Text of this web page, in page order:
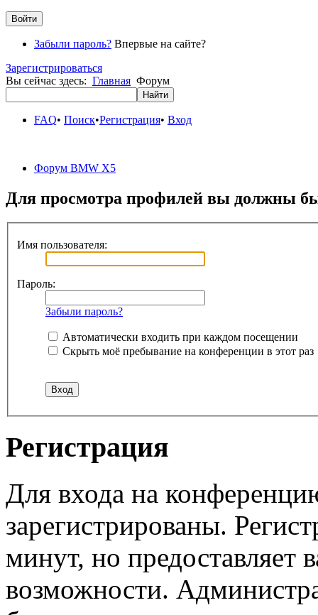
Забыли пароль? Впервые на сайте?
Зарегистрироваться
Вы сейчас здесь: Главная Форум
FAQ• Поиск•Регистрация• Вход
Форум BMW X5
Для просмотра профилей вы должны
Имя пользователя:
Пароль:
Забыли пароль?
Автоматически входить при каждом посещении
Скрыть моё пребывание на конференции в этот раз
Регистрация
Для входа на
зарегистрированы.
минут, но предоставляет
возможности.